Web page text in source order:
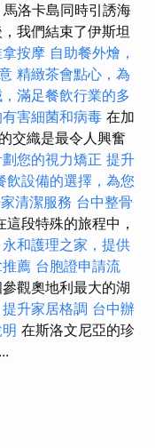
馬洛卡島同時引誘海
我們結束了伊斯坦
按摩 自助餐外燴，
精緻茶會點心，為
滿足餐飲行業的多
害細菌和病毒 在加
交織是最令人興奮
您的視力矯正 提升
飲設備的選擇，為您
清潔服務 台中整骨
這段特殊的旅程中，
永和護理之家，提供
薦 台胞證申請流
觀奧地利最大的湖
升家居格調 台中辦
在斯洛文尼亞的珍